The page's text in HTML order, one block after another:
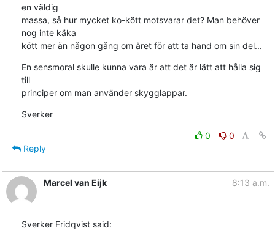
en väldig
massa, så hur mycket ko-kött motsvarar det? Man behöver
nog inte käka
kött mer än någon gång om året för att ta hand om sin del...
En sensmoral skulle kunna vara är att det är lätt att hålla sig
till
principer om man använder skygglappar.
Sverker
0
0
Reply
Marcel van Eijk 8:13 a.m.
Sverker Fridqvist said: